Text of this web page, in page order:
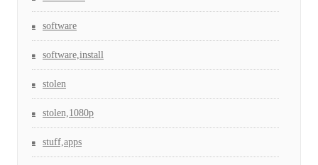
software
software,install
stolen
stolen,1080p
stuff,apps